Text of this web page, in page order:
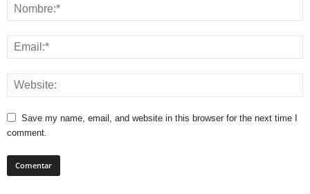
Save my name, email, and website in this browser for the next time I
comment.